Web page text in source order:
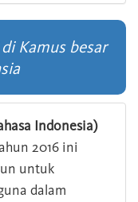
Kamus besar
Indonesia)
2016 ini
untuk
dalam